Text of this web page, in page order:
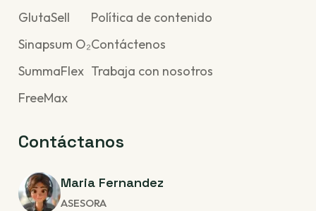
GlutaSell
Sinapsum O₂
SummaFlex
FreeMax
Política de contenido
Contáctenos
Trabaja con nosotros
Contáctanos
Maria Fernandez
ASESORA